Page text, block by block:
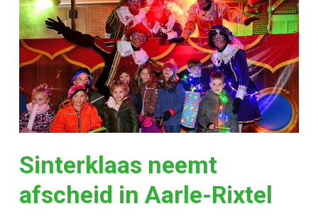
Sinterklaas neemt
afscheid in Aarle-Rixtel